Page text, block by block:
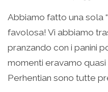
Abbiamo fatto una sola
favolosa! Vi abbiamo
pranzando con i panini
momenti eravamo
Perhentian sono tutte